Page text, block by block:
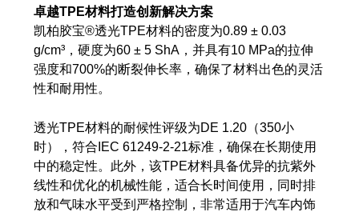
可持续性发展
可持续性发展
可持续 TPE 解决方案
产品碳足迹值计算器
ISCC PLUS 认证
GRS认证
卓越TPE材料打造创新解决方案
凯柏胶宝®透光TPE材料的密度为0.89 ± 0.03
g/cm³，硬度为60 ± 5 ShA，并具有10 MPa的拉伸
强度和700%的断裂伸长率，确保了材料出色的灵活
性和耐用性。
透光TPE材料的耐候性评级为DE 1.20（350小
时），符合IEC 61249-2-21标准，确保在长期使用
中的稳定性。此外，该TPE材料具备优异的抗紫外
线性和优化的机械性能，适合长时间使用，同时排
放和气味水平受到严格控制，非常适用于汽车内饰